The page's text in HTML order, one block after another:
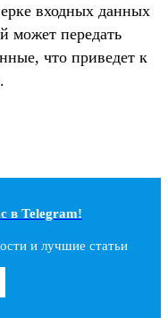
входных данных
может передать
что приведет к
в Telegram!
и лучшие статьи